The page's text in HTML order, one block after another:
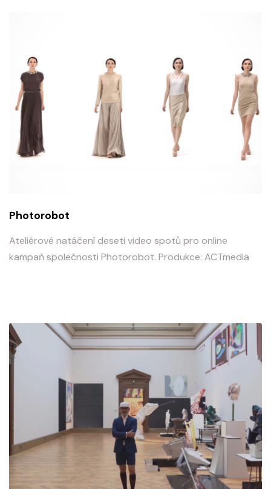
Photorobot
Ateliérové natáčení deseti video spotů pro online
kampaň společnosti Photorobot. Produkce: ACTmedia